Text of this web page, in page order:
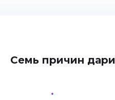
Семь причин